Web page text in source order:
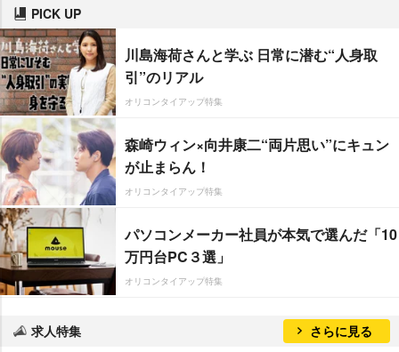
PICK UP
川島海荷さんと学ぶ 日常に潜む“人身取
引”のリアル
オリコンタイアップ特集
森崎ウィン×向井康二“両片思い”にキュン
が止まらん！
オリコンタイアップ特集
パソコンメーカー社員が本気で選んだ「10
万円台PC３選」
オリコンタイアップ特集
求人特集 さらに見る